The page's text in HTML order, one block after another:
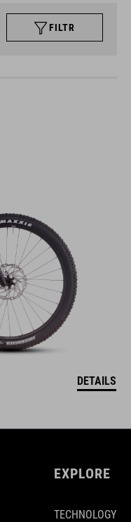
FILTR
DETAILS
EXPLORE
TECHNOLOGY